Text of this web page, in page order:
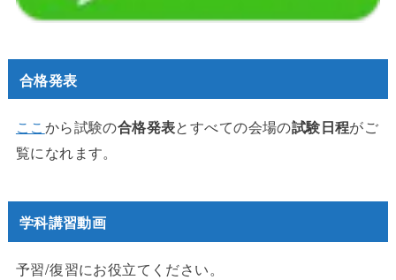
合格発表
ここから試験の合格発表とすべての会場の試験日程がご
覧になれます。
学科講習動画
予習/復習にお役立てください。